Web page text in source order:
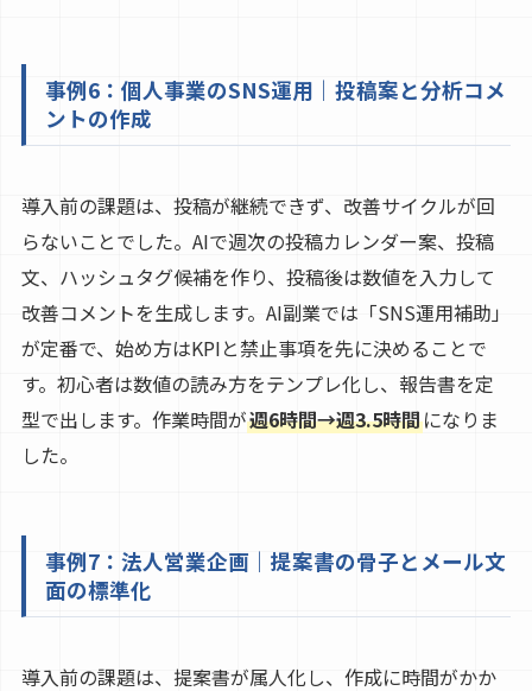
事例6：個人事業のSNS運用｜投稿案と分析コメ
ントの作成
導入前の課題は、投稿が継続できず、改善サイクルが回
らないことでした。AIで週次の投稿カレンダー案、投稿
文、ハッシュタグ候補を作り、投稿後は数値を入力して
改善コメントを生成します。AI副業では「SNS運用補助」
が定番で、始め方はKPIと禁止事項を先に決めることで
す。初心者は数値の読み方をテンプレ化し、報告書を定
型で出します。作業時間が週6時間→週3.5時間になりま
した。
事例7：法人営業企画｜提案書の骨子とメール文
面の標準化
導入前の課題は、提案書が属人化し、作成に時間がかか